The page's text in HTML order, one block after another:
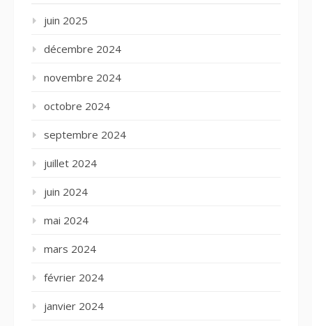
juin 2025
décembre 2024
novembre 2024
octobre 2024
septembre 2024
juillet 2024
juin 2024
mai 2024
mars 2024
février 2024
janvier 2024